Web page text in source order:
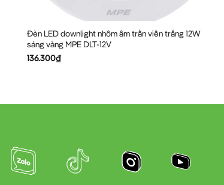
Đèn LED downlight nhôm âm trần viền trắng 12W
sáng vàng MPE DLT-12V
136.300₫